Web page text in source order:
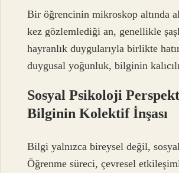
Bir öğrencinin mikroskop altında
kez gözlemlediği an, genellikle
hayranlık duygularıyla birlikte
duygusal yoğunluk, bilginin
Sosyal Psikoloji
Bilginin Kolektif İnşası
Bilgi yalnızca bireysel değil,
Öğrenme süreci, çevresel